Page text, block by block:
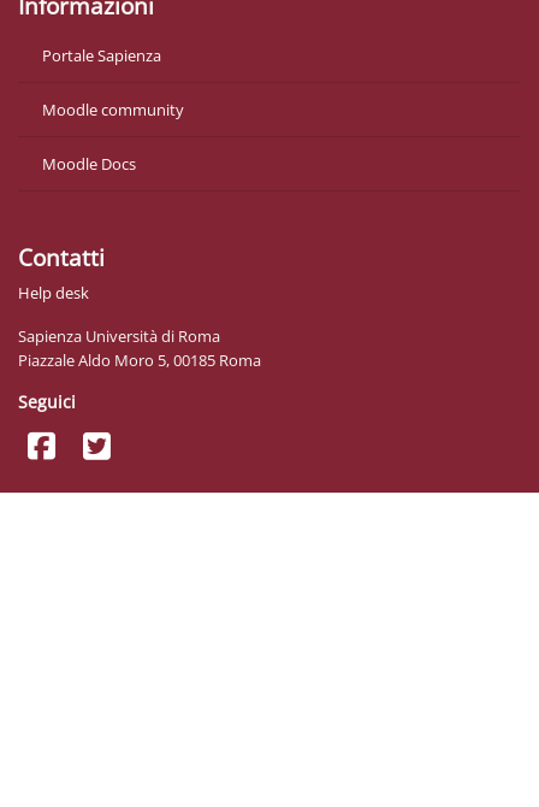
Informazioni
Portale Sapienza
Moodle community
Moodle Docs
Contatti
Help desk
Sapienza Università di Roma
Piazzale Aldo Moro 5, 00185 Roma
Seguici